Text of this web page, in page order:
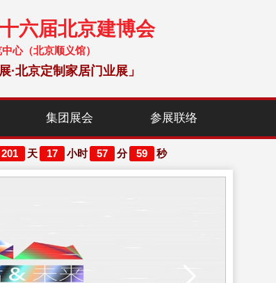
六届北京建博会
心（北京顺义馆）
北京定制家居门业展」
集团展会 参展联络
201 天 17 小时 57 分 59 秒